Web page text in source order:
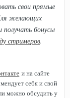
свои прямые
желающих
получать бонусы
стримеров.
и на сайте
себя и свой
можно обсудить у